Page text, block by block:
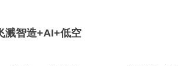
溅智造+AI+低空